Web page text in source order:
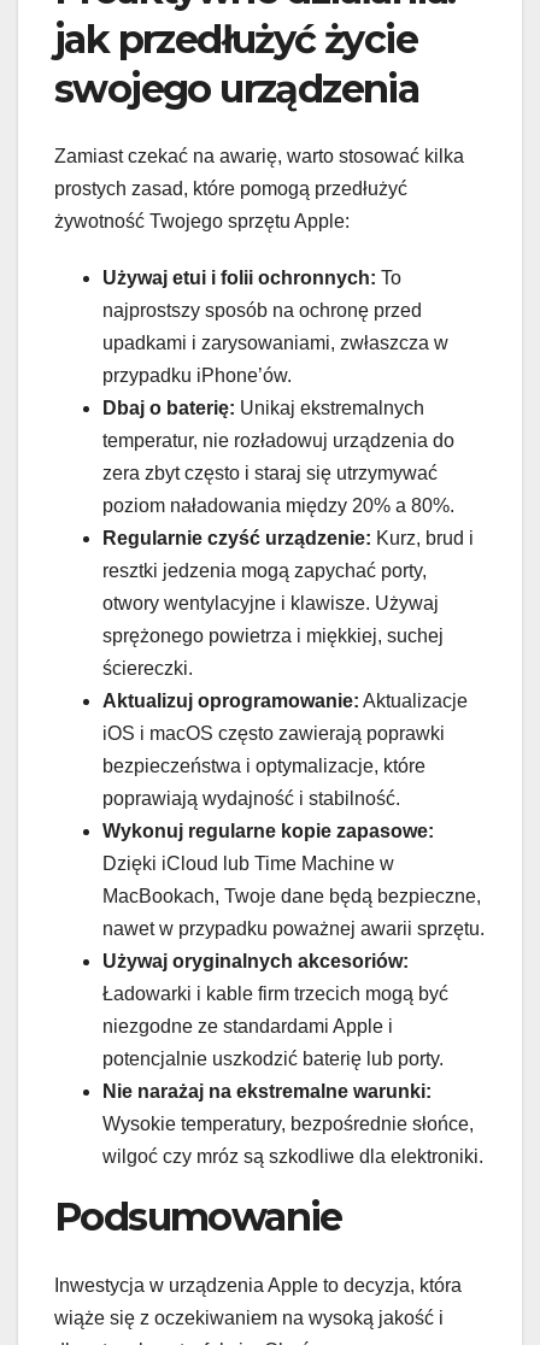
jak przedłużyć życie
swojego urządzenia
Zamiast czekać na awarię, warto stosować kilka
prostych zasad, które pomogą przedłużyć
żywotność Twojego sprzętu Apple:
Używaj etui i folii ochronnych: To
najprostszy sposób na ochronę przed
upadkami i zarysowaniami, zwłaszcza w
przypadku iPhone’ów.
Dbaj o baterię: Unikaj ekstremalnych
temperatur, nie rozładowuj urządzenia do
zera zbyt często i staraj się utrzymywać
poziom naładowania między 20% a 80%.
Regularnie czyść urządzenie: Kurz, brud i
resztki jedzenia mogą zapychać porty,
otwory wentylacyjne i klawisze. Używaj
sprężonego powietrza i miękkiej, suchej
ściereczki.
Aktualizuj oprogramowanie: Aktualizacje
iOS i macOS często zawierają poprawki
bezpieczeństwa i optymalizacje, które
poprawiają wydajność i stabilność.
Wykonuj regularne kopie zapasowe:
Dzięki iCloud lub Time Machine w
MacBookach, Twoje dane będą bezpieczne,
nawet w przypadku poważnej awarii sprzętu.
Używaj oryginalnych akcesoriów:
Ładowarki i kable firm trzecich mogą być
niezgodne ze standardami Apple i
potencjalnie uszkodzić baterię lub porty.
Nie narażaj na ekstremalne warunki:
Wysokie temperatury, bezpośrednie słońce,
wilgoć czy mróz są szkodliwe dla elektroniki.
Podsumowanie
Inwestycja w urządzenia Apple to decyzja, która
wiąże się z oczekiwaniem na wysoką jakość i